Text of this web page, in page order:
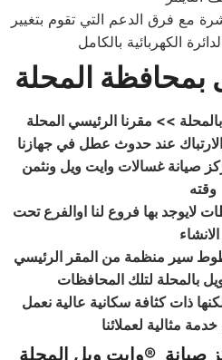
مع فرق الدعم التي تقوم بتغيير
بمحافظة المحلة
>> مقرنا الرئيسي المحلة
عند حدوث عطل في جهازنا
صيانة غسالات وايت ويل ونثمن
وقته
لايوجد بها فروع لنا اوالفرع تحت
،
سير منظمة من المقر الرئيسي
بالمحلة لتلك المحافظات
ذات كثافة سكانية عالية نعمل
مثالية لعملائنا
صيانة ®وايت ويل المحلة